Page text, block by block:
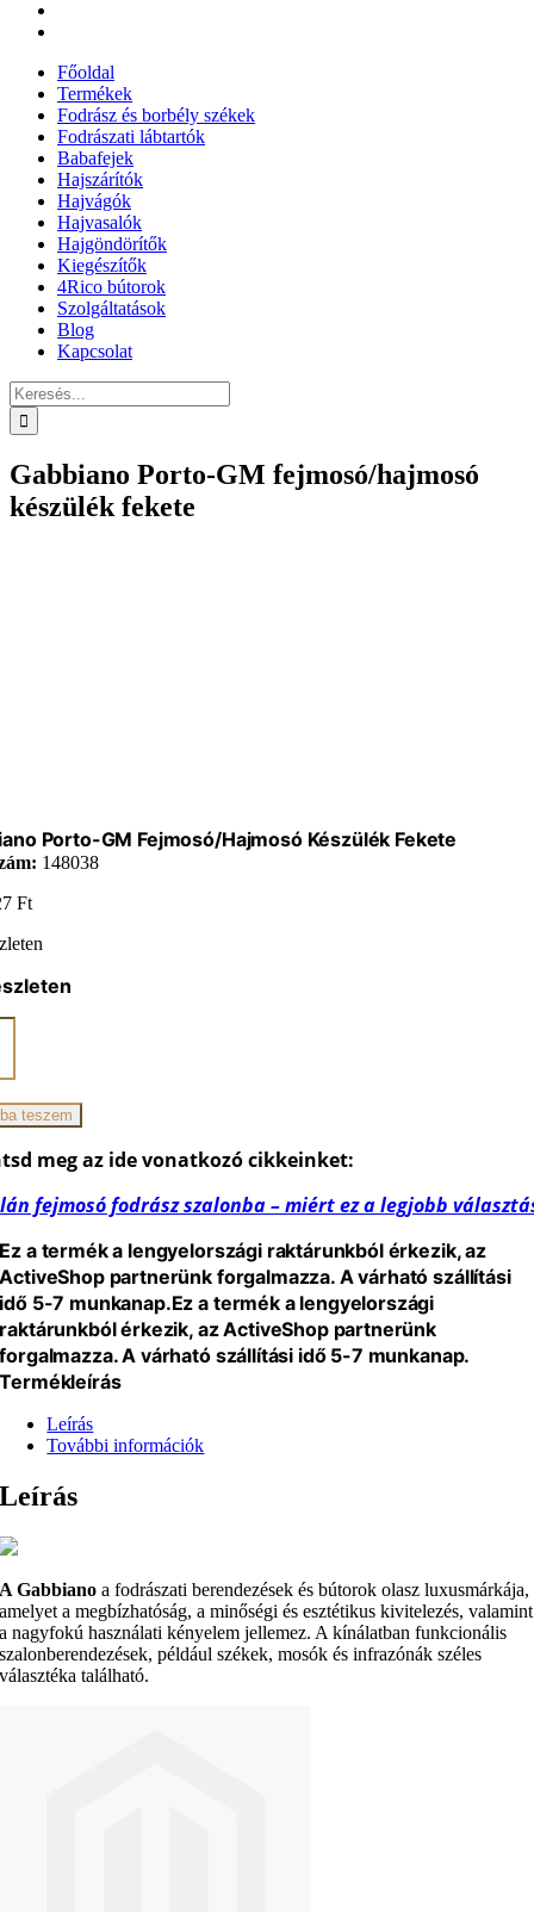
Főoldal
Termékek
Fodrász és borbély székek
Fodrászati lábtartók
Babafejek
Hajszárítók
Hajvágók
Hajvasalók
Hajgöndörítők
Kiegészítők
4Rico bútorok
Szolgáltatások
Blog
Kapcsolat
Keresés...
Gabbiano Porto-GM fejmosó/hajmosó
készülék fekete
Porto-GM Fejmosó/hajmosó Készülék Fekete
148038
Ft
teszem
meg az ide vonatkozó cikkeinket:
fejmosó fodrász szalonba – miért ez a legjobb
Ez a termék a lengyelországi raktárunkból érkezik, az
ActiveShop partnerünk forgalmazza. A várható szállítási
idő 5-7 munkanap.Ez a termék a lengyelországi
raktárunkból érkezik, az ActiveShop partnerünk
forgalmazza. A várható szállítási idő 5-7 munkanap.
Termékleírás
Leírás
További információk
Leírás
A Gabbiano a fodrászati berendezések és bútorok olasz luxusmárkája,
amelyet a megbízhatóság, a minőségi és esztétikus kivitelezés, valamint
a nagyfokú használati kényelem jellemez. A kínálatban funkcionális
szalonberendezések, például székek, mosók és infrazónák széles
választéka található.